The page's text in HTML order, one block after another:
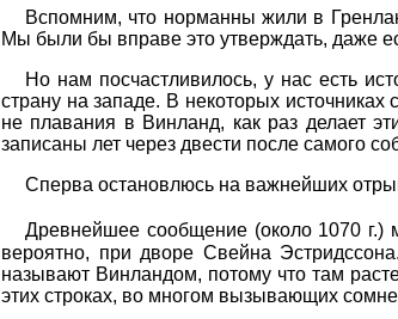
Вспомним, что норманны жили в
Мы были бы вправе это утверждать, даже
Но нам посчастливилось, у нас есть
страну на западе. В некоторых
не плавания в Винланд, как раз делает
записаны лет через двести после самого
Сперва остановлюсь на важнейших
Древнейшее сообщение (около 1070
вероятно, при дворе Свейна
называют Винландом, потому что там
этих строках, во многом вызывающих